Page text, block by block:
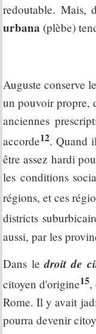
redoutable. Mais,
urbana (plèbe)
Auguste conserve
un pouvoir propre,
anciennes
accorde12. Quand
être assez hardi
les conditions
régions, et ces
districts
aussi, par les
Dans ledroit de
citoyen d'origine15,
Rome. Il y avait
pourra devenir